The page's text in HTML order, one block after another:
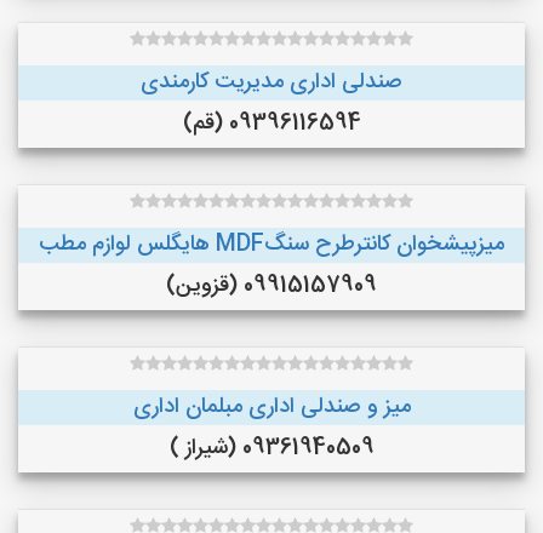
صندلی اداری مدیریت کارمندی
09396116594 (قم)
میزپیشخوان کانترطرح سنگMDF هایگلس لوازم مطب
09915157909 (قزوین)
میز و صندلی اداری مبلمان اداری
09361940509 (شیراز )